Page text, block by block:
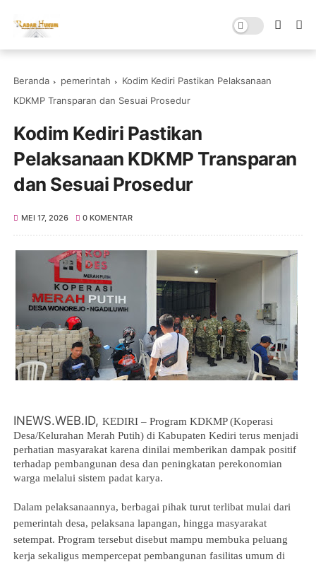
Beranda pemerintah
Kodim Kediri Pastikan Pelaksanaan
KDKMP Transparan dan Sesuai Prosedur
Kodim Kediri Pastikan
Pelaksanaan KDKMP Transparan
dan Sesuai Prosedur
MEI 17, 2026 0 KOMENTAR
INEWS.WEB.ID,KEDIRI – Program KDKMP (Koperasi
Desa/Kelurahan Merah Putih) di Kabupaten Kediri terus menjadi
perhatian masyarakat karena dinilai memberikan dampak positif
terhadap pembangunan desa dan peningkatan perekonomian
warga melalui sistem padat karya.
Dalam pelaksanaannya, berbagai pihak turut terlibat mulai dari
pemerintah desa, pelaksana lapangan, hingga masyarakat
setempat. Program tersebut disebut mampu membuka peluang
kerja sekaligus mempercepat pembangunan fasilitas umum di